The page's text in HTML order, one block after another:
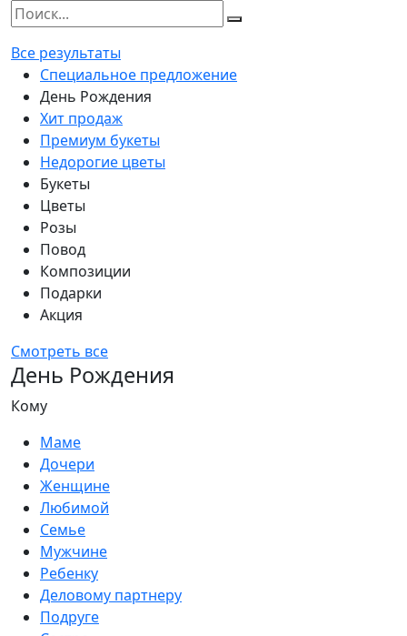
Все результаты
Специальное предложение
День Рождения
Хит продаж
Премиум букеты
Недорогие цветы
Букеты
Цветы
Розы
Повод
Композиции
Подарки
Акция
Смотреть все
День Рождения
Кому
Маме
Дочери
Женщине
Любимой
Семье
Мужчине
Ребенку
Деловому партнеру
Подруге